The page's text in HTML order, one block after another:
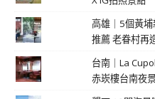
高雄｜5個黃
推薦 老眷村再
台南｜La
赤崁樓台南夜